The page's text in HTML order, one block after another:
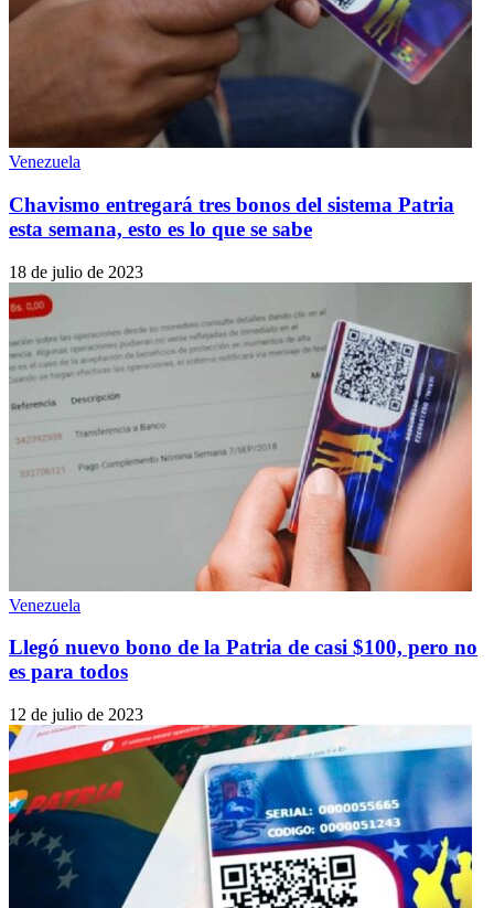
Venezuela
Chavismo entregará tres bonos del sistema Patria
esta semana, esto es lo que se sabe
18 de julio de 2023
Venezuela
Llegó nuevo bono de la Patria de casi $100, pero no
es para todos
12 de julio de 2023